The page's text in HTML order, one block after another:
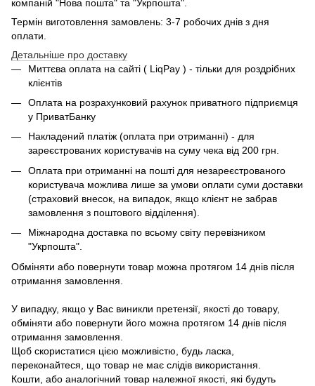
компаній "Нова пошта" та "Укрпошта".
Термін виготовлення замовлень: 3-7 робочих днів з дня
оплати.
Детальніше про доставку
Миттєва оплата на сайті ( LiqPay ) - тільки для роздрібних
клієнтів
Оплата на розрахунковий рахунок приватного підприємця
у ПриватБанку
Накладений платіж (оплата при отриманні) - для
зареєстрованих користувачів на суму чека від 200 грн.
Оплата при отриманні на пошті для незареєстрованого
користувача можлива лише за умови оплати суми доставки
(страховий внесок, на випадок, якщо клієнт не забрав
замовлення з поштового відділення).
Міжнародна доставка по всьому світу перевізником
"Укрпошта".
Обміняти або повернути товар можна протягом 14 днів після
отримання замовлення.
У випадку, якщо у Вас виникли претензії, якості до товару,
обміняти або повернути його можна протягом 14 днів після
отримання замовлення.
Щоб скористатися цією можливістю, будь ласка,
переконайтеся, що товар не має слідів використання.
Кошти, або аналогічний товар належної якості, які будуть